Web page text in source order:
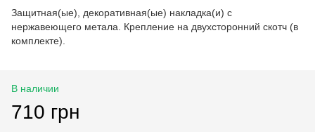
Защитная(ые), декоративная(ые) накладка(и) с
нержавеющего метала. Крепление на двухсторонний скотч (в
комплекте).
В наличии
710 грн